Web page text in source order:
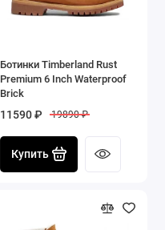
Ботинки Timberland Rust
Premium 6 Inch Waterproof
Brick
11590 ₽ 19890 ₽
Купить